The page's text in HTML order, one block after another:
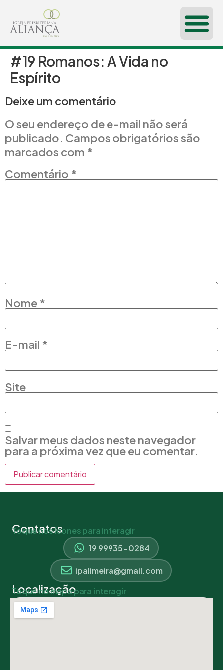
#19 Romanos: A Vida no
Espírito
Deixe um comentário
O seu endereço de e-mail não será
publicado. Campos obrigatórios são
marcados com *
Comentário *
Nome *
E-mail *
Site
Salvar meus dados neste navegador
para a próxima vez que eu comentar.
Contatos
Toque nos ícones para interagir
19 99935-0284
ipalimeira@gmail.com
Localização
Toque no mapa para interagir